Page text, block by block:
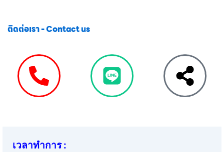
ติดต่อเรา - Contact us
เวลาทำการ :